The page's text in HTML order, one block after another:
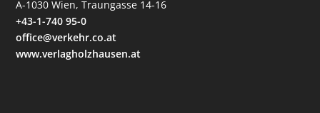
A-1030 Wien, Traungasse 14-16
+43-1-740 95-0
office@verkehr.co.at
www.verlagholzhausen.at